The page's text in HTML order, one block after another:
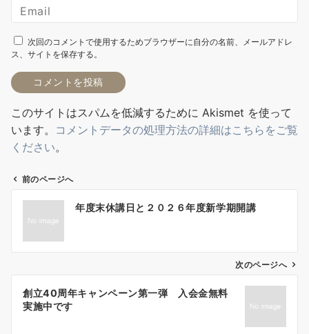
次回のコメントで使用するためブラウザーに自分の名前、メールアドレ
ス、サイトを保存する。
このサイトはスパムを低減するために Akismet を使って
います。 コメントデータの処理方法の詳細はこちらをご覧
ください。
投
ナ
ゲ
ー
前のページへ
年度末休講日と２０２６年度新学期開講
次のページへ
創立40周年キャンペーン第一弾 入会金無料
実施中です